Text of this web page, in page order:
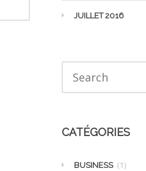
JUILLET 2016
CATÉGORIES
BUSINESS (1)